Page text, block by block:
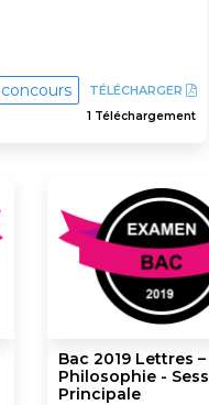
concours TÉLÉCHARGER
1 Téléchargement
Bac 2019 Lettres –
Philosophie - Sess
Principale